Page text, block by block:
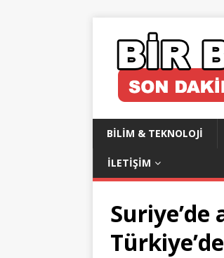
BILIM & TEKNOLOJI
İLETIŞIM
Suriye’de